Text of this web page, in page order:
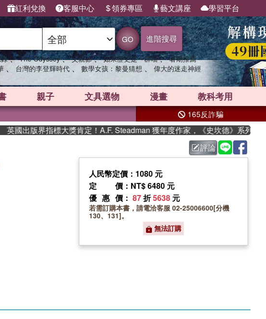
紅利兌換 客服中心 領券專區 藝文講座 學習平台
GO 進階搜尋
、 The Odyssey 、 父親節 、 如果歷史是一群喵 、 暑期推薦
、 台灣的李登輝時代 、 數學女孩：黎曼猜想 、 偉大的迷走神經
親子 文具選物 漫畫 教科考用
165反詐騙
國出版界指標大獎肯定！A.F. Steadman 獲年度作家，《史坎德》系列帶你
評論
人民幣定價：1080 元
定價 ：NT$ 6480 元
優惠價 ： 87折5638 元
若需訂購本書，請電洽客服 02-25006600[分機
130、131]。
無法訂購